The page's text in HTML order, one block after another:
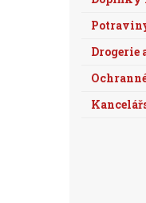
Drogerie